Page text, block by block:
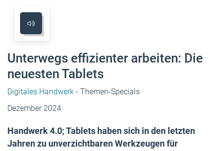
Unterwegs effizienter ­arbeiten: Die
neuesten Tablets
Digitales Handwerk - Themen-Specials
Dezember 2024
Handwerk 4.0; Tablets haben sich in den letzten
Jahren zu unverzichtbaren Werkzeugen für